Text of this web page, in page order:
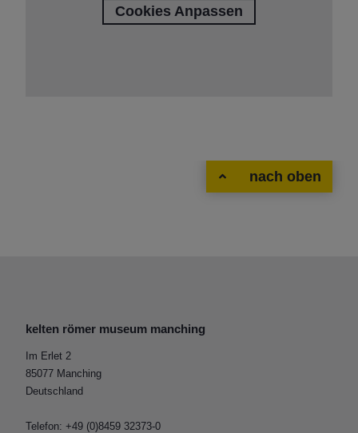
Cookies Anpassen
nach oben
kelten römer museum manching
Im Erlet 2
85077 Manching
Deutschland
Telefon: +49 (0)8459 32373-0